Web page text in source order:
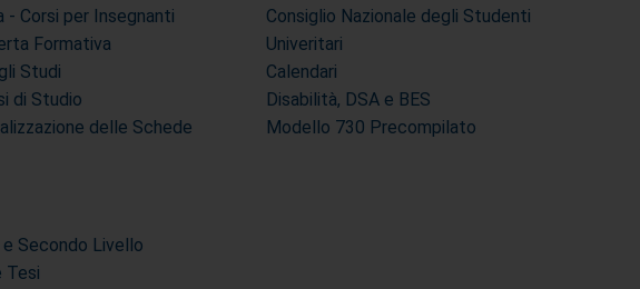
- Corsi per Insegnanti
Formativa
Studi
di Studio
delle Schede
Secondo Livello
Tesi
Consiglio Nazionale degli Studenti
Univeritari
Calendari
Disabilità, DSA e BES
Modello 730 Precompilato